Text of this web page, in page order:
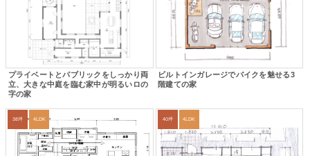
プライベートとパブリックをしっかり両
立、大きな中庭を臨む家中が明るいロの
字の家
ビルトインガレージでバイクを魅せる3
階建ての家
38坪 4LDK 40坪 4LDK